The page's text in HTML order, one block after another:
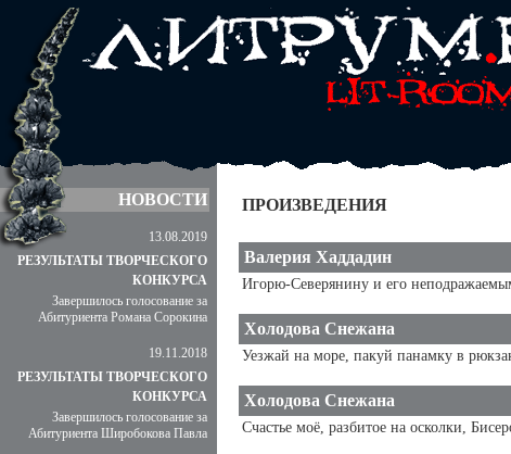
НОВОСТИ
13.08.2019
РЕЗУЛЬТАТЫ ТВОРЧЕСКОГО
КОНКУРСА
Завершилось голосование за
Абитуриента Романа Сорокина
19.11.2018
РЕЗУЛЬТАТЫ ТВОРЧЕСКОГО
КОНКУРСА
Завершилось голосование за
Абитуриента Широбокова Павла
ПРОИЗВЕДЕНИЯ
Валерия Хаддадин
Игорю-Северянину и его
Холодова Снежана
Уезжай на море, пакуй панамку в
Холодова Снежана
Счастье моё, разбитое на осколки,